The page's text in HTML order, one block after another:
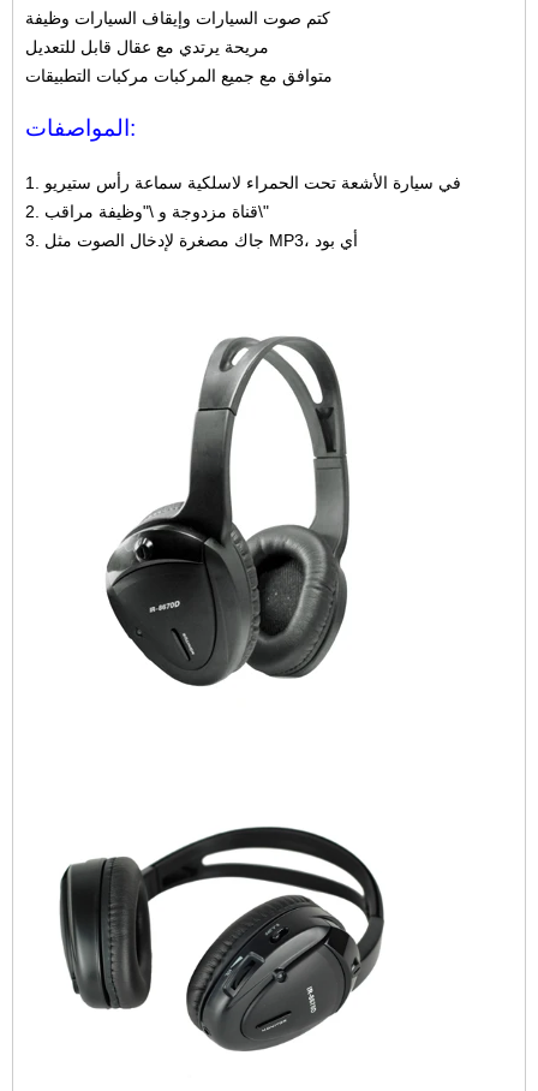
كتم صوت السيارات وإيقاف السيارات وظيفة
مريحة يرتدي مع عقال قابل للتعديل
متوافق مع جميع المركبات مركبات التطبيقات
المواصفات:
1. في سيارة الأشعة تحت الحمراء لاسلكية سماعة رأس ستيريو
2. قناة مزدوجة و \"وظيفة مراقب\"
3. جاك مصغرة لإدخال الصوت مثل MP3، أي بود